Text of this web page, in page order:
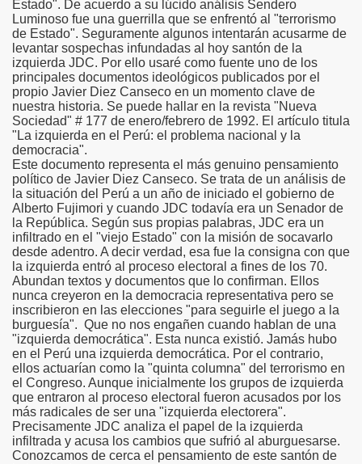
Estado". De acuerdo a su lúcido análisis Sendero
Luminoso fue una guerrilla que se enfrentó al "terrorismo
de Estado". Seguramente algunos intentarán acusarme de
levantar sospechas infundadas al hoy santón de la
izquierda JDC. Por ello usaré como fuente uno de los
principales documentos ideológicos publicados por el
propio Javier Diez Canseco en un momento clave de
nuestra historia. Se puede hallar en la revista "Nueva
Sociedad" # 177 de enero/febrero de 1992. El artículo titula
"La izquierda en el Perú: el problema nacional y la
democracia".
Este documento representa el más genuino pensamiento
político de Javier Diez Canseco. Se trata de un análisis de
la situación del Perú a un año de iniciado el gobierno de
Alberto Fujimori y cuando JDC todavía era un Senador de
la República. Según sus propias palabras, JDC era un
infiltrado en el "viejo Estado" con la misión de socavarlo
desde adentro. A decir verdad, esa fue la consigna con que
la izquierda entró al proceso electoral a fines de los 70.
Abundan textos y documentos que lo confirman. Ellos
nunca creyeron en la democracia representativa pero se
inscribieron en las elecciones "para seguirle el juego a la
burguesía". Que no nos engañen cuando hablan de una
"izquierda democrática". Esta nunca existió. Jamás hubo
en el Perú una izquierda democrática. Por el contrario,
ellos actuarían como la "quinta columna" del terrorismo en
el Congreso. Aunque inicialmente los grupos de izquierda
que entraron al proceso electoral fueron acusados por los
más radicales de ser una "izquierda electorera".
Precisamente JDC analiza el papel de la izquierda
infiltrada y acusa los cambios que sufrió al aburguesarse.
Conozcamos de cerca el pensamiento de este santón de